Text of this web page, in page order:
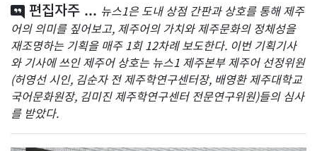
편집자주 ... 뉴스1은 도내 상점 간판과 상호를 통해 제주
어의 의미를 짚어보고, 제주어의 가치와 제주문화의 정체성을
재조명하는 기획을 매주 1회 12차례 보도한다. 이번 기획기사
와 기사에 쓰인 제주어 상호는 뉴스1 제주본부 제주어 선정위원
(허영선 시인, 김순자 전 제주학연구센터장, 배영환 제주대학교
국어문화원장, 김미진 제주학연구센터 전문연구위원)들의 심사
를 받았다.